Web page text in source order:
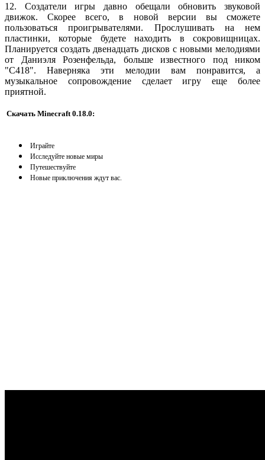
12. Создатели игры давно обещали обновить звуковой
движок. Скорее всего, в новой версии вы сможете
пользоваться проигрывателями. Прослушивать на нем
пластинки, которые будете находить в сокровищницах.
Планируется создать двенадцать дисков с новыми мелодиями
от Даниэля Розенфельда, больше известного под ником
"С418". Наверняка эти мелодии вам понравится, а
музыкальное сопровождение сделает игру еще более
приятной.
Скачать Minecraft 0.18.0:
Играйте
Исследуйте новые миры
Путешествуйте
Новые приключения ждут вас.